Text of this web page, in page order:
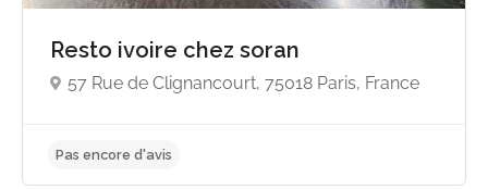
Resto ivoire chez soran
57 Rue de Clignancourt, 75018 Paris, France